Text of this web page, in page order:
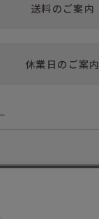
送料のご案内
休業日のご案内